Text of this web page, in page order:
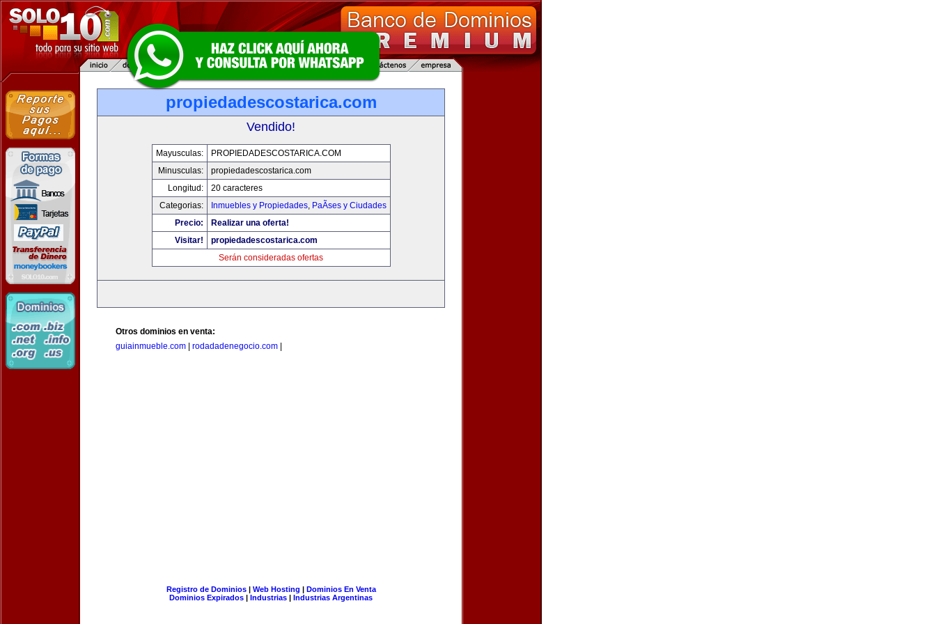
propiedadescostarica.com
Vendido!
Mayusculas:
PROPIEDADESCOSTARICA.COM
Minusculas:
propiedadescostarica.com
Longitud:
20 caracteres
Categorias:
Inmuebles y Propiedades, PaÃ­ses y Ciudades
Precio:
Realizar una oferta!
Visitar!
propiedadescostarica.com
Serán consideradas ofertas
Otros dominios en venta:
guiainmueble.com
rodadadenegocio.com
Registro de Dominios| Web Hosting | Dominios En Venta
Dominios Expirados | Industrias | Industrias Argentinas